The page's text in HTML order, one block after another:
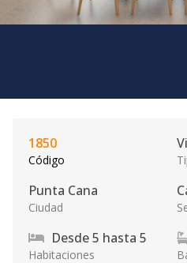
1850
Código
Punta Cana
Ciudad
Desde5 hasta 5
Habitaciones